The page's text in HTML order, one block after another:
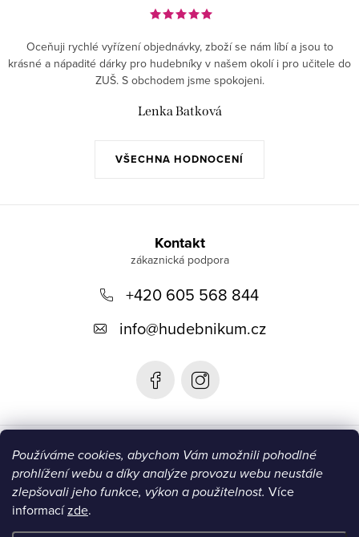
Používáme cookies, abychom Vám umožnili pohodlné
prohlížení webu a díky analýze provozu webu neustále
zlepšovali jeho funkce, výkon a použitelnost. Více
informacízde.
VŠECHNA HODNOCENÍ
Oceňuji rychlé vyřízení objednávky, zboží se nám líbí a jsou to
krásné a nápadité dárky pro hudebníky v našem okolí i pro učitele do
ZUŠ. S obchodem jsme spokojeni.
Lenka Batková
Kontakt
+420 605 568 844
info@hudebnikum.cz
Informace
Blog
Instagram